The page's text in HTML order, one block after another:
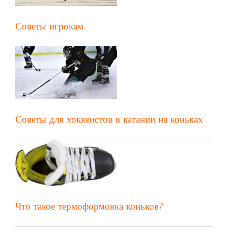
Советы игрокам
Советы для хоккеистов в катании на коньках
Что такое термоформовка коньков?